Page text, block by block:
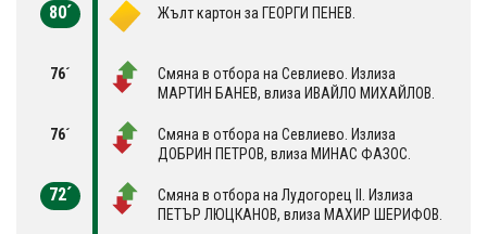
80´ Жълт картон за ГЕОРГИ ПЕНЕВ.
76´
Смяна в отбора на Севлиево. Излиза
МАРТИН БАНЕВ, влиза ИВАЙЛО МИХАЙЛОВ.
76´
Смяна в отбора на Севлиево. Излиза
ДОБРИН ПЕТРОВ, влиза МИНАС ФАЗОС.
72´
Смяна в отбора на Лудогорец II. Излиза
ПЕТЪР ЛЮЦКАНОВ, влиза МАХИР ШЕРИФОВ.